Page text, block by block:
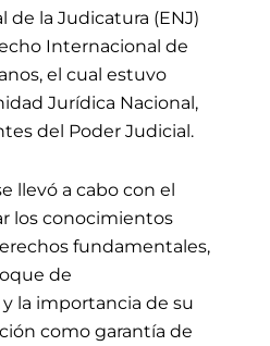
de la Judicatura (ENJ)
Internacional de
el cual estuvo
Jurídica Nacional,
del Poder Judicial.
llevó a cabo con el
los conocimientos
fundamentales,
de
la importancia de su
como garantía de